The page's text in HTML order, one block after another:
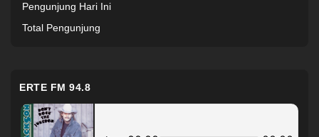
Pengunjung Hari Ini
Total Pengunjung
ERTE FM 94.8